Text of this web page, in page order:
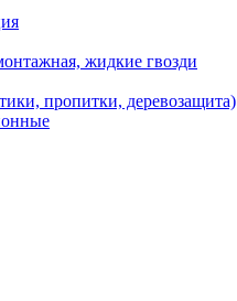
жидкие гвозди
пропитки, деревозащита)